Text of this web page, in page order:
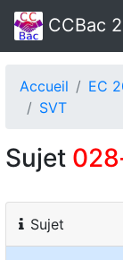
CCBac
Accueil EC
SVT
Sujet
Sujet